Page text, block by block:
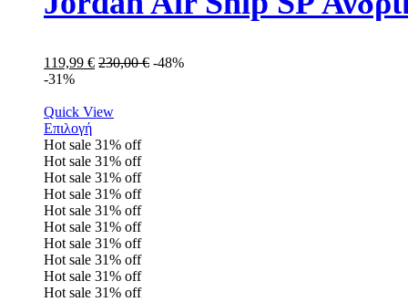
119,99 € 230,00€ -48%
-31%
Quick View
Επιλογή
Hot sale 31% off
Hot sale 31% off
Hot sale 31% off
Hot sale 31% off
Hot sale 31% off
Hot sale 31% off
Hot sale 31% off
Hot sale 31% off
Hot sale 31% off
Hot sale 31% off